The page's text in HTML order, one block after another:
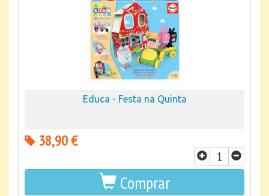
Educa - Festa na Quinta
38,90 €
Comprar